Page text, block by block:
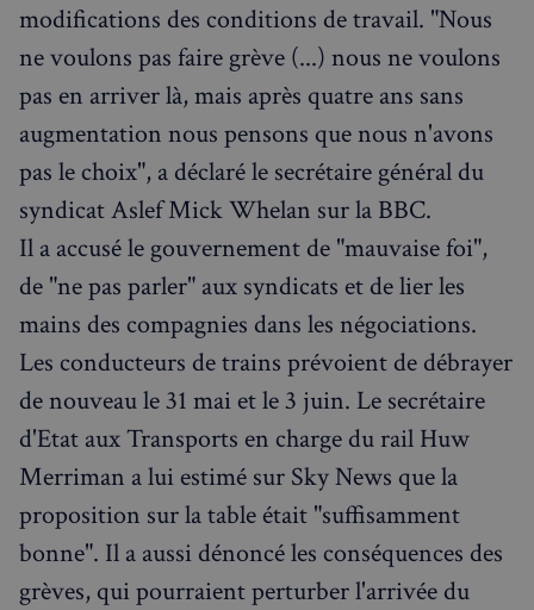
modifications des conditions de travail. "Nous
ne voulons pas faire grève (...) nous ne voulons
pas en arriver là, mais après quatre ans sans
augmentation nous pensons que nous n'avons
pas le choix", a déclaré le secrétaire général du
syndicat Aslef Mick Whelan sur la BBC.
Il a accusé le gouvernement de "mauvaise foi",
de "ne pas parler" aux syndicats et de lier les
mains des compagnies dans les négociations.
Les conducteurs de trains prévoient de débrayer
de nouveau le 31 mai et le 3 juin. Le secrétaire
d'Etat aux Transports en charge du rail Huw
Merriman a lui estimé sur Sky News que la
proposition sur la table était "suffisamment
bonne". Il a aussi dénoncé les conséquences des
grèves, qui pourraient perturber l'arrivée du